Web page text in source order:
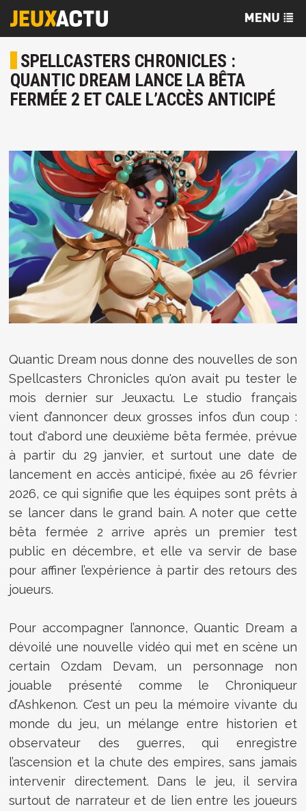
SPELLCASTERS CHRONICLES :
QUANTIC DREAM LANCE LA BÊTA
FERMÉE 2 ET CALE L’ACCÈS ANTICIPÉ
Quantic Dream nous donne des nouvelles de son
Spellcasters Chronicles qu'on avait pu tester le
mois dernier sur Jeuxactu. Le studio français
vient d’annoncer deux grosses infos d’un coup :
tout d'abord une deuxième bêta fermée, prévue
à partir du 29 janvier, et surtout une date de
lancement en accès anticipé, fixée au 26 février
2026, ce qui signifie que les équipes sont prêts à
se lancer dans le grand bain. A noter que cette
bêta fermée 2 arrive après un premier test
public en décembre, et elle va servir de base
pour affiner l’expérience à partir des retours des
joueurs.
Pour accompagner l’annonce, Quantic Dream a
dévoilé une nouvelle vidéo qui met en scène un
certain Ozdam Devam, un personnage non
jouable présenté comme le Chroniqueur
d’Ashkenon. C’est un peu la mémoire vivante du
monde du jeu, un mélange entre historien et
observateur des guerres, qui enregistre
l’ascension et la chute des empires, sans jamais
intervenir directement. Dans le jeu, il servira
surtout de narrateur et de lien entre les joueurs